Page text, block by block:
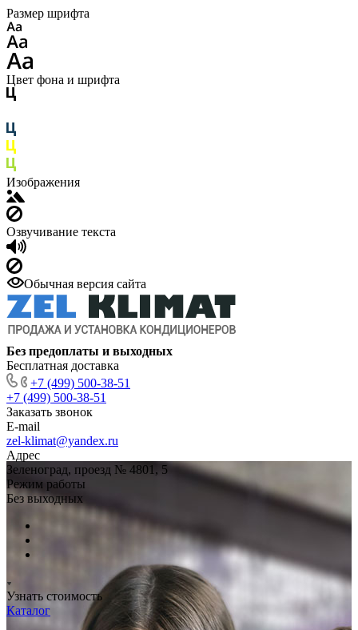
Размер шрифта
Цвет фона и шрифта
Изображения
Озвучивание текста
Обычная версия сайта
Без предоплаты и выходных
Бесплатная доставка
+7 (499) 500-38-51
+7 (499) 500-38-51
Заказать звонок
E-mail
zel-klimat@yandex.ru
Адрес
Зеленоград, проезд № 4801, 5
Режим работы
Без выходных
Узнать стоимость
Каталог